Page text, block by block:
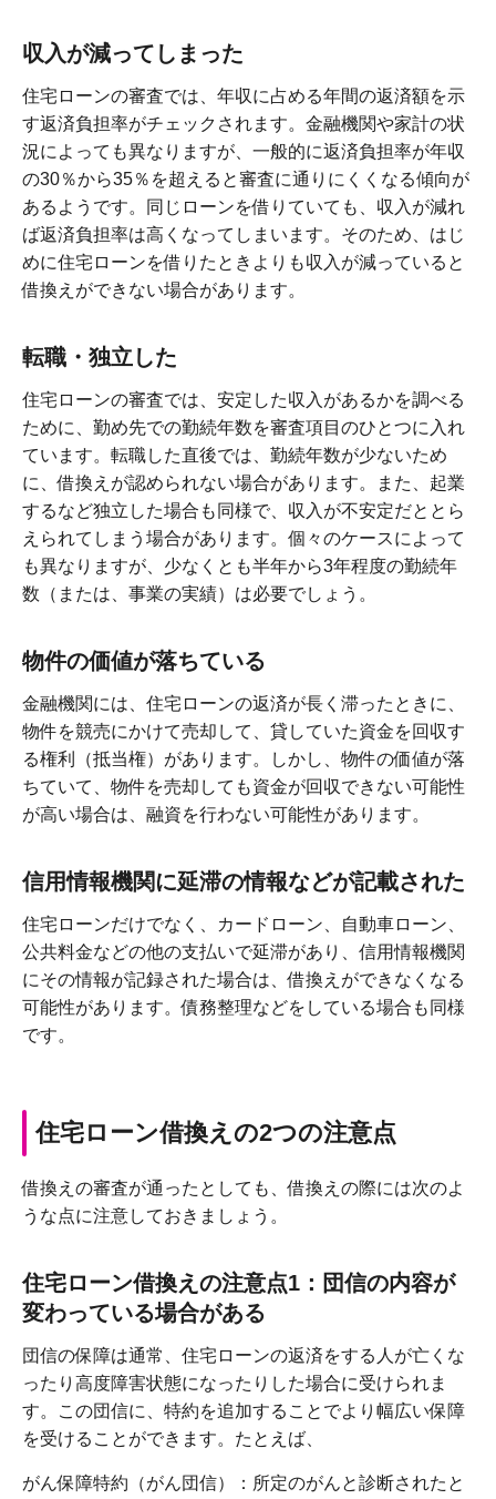
収入が減ってしまった
住宅ローンの審査では、年収に占める年間の返済額を示
す返済負担率がチェックされます。金融機関や家計の状
況によっても異なりますが、一般的に返済負担率が年収
の30％から35％を超えると審査に通りにくくなる傾向が
あるようです。同じローンを借りていても、収入が減れ
ば返済負担率は高くなってしまいます。そのため、はじ
めに住宅ローンを借りたときよりも収入が減っていると
借換えができない場合があります。
転職・独立した
住宅ローンの審査では、安定した収入があるかを調べる
ために、勤め先での勤続年数を審査項目のひとつに入れ
ています。転職した直後では、勤続年数が少ないため
に、借換えが認められない場合があります。また、起業
するなど独立した場合も同様で、収入が不安定だととら
えられてしまう場合があります。個々のケースによって
も異なりますが、少なくとも半年から3年程度の勤続年
数（または、事業の実績）は必要でしょう。
物件の価値が落ちている
金融機関には、住宅ローンの返済が長く滞ったときに、
物件を競売にかけて売却して、貸していた資金を回収す
る権利（抵当権）があります。しかし、物件の価値が落
ちていて、物件を売却しても資金が回収できない可能性
が高い場合は、融資を行わない可能性があります。
信用情報機関に延滞の情報などが記載された
住宅ローンだけでなく、カードローン、自動車ローン、
公共料金などの他の支払いで延滞があり、信用情報機関
にその情報が記録された場合は、借換えができなくなる
可能性があります。債務整理などをしている場合も同様
です。
住宅ローン借換えの2つの注意点
借換えの審査が通ったとしても、借換えの際には次のよ
うな点に注意しておきましょう。
住宅ローン借換えの注意点1：団信の内容が
変わっている場合がある
団信の保障は通常、住宅ローンの返済をする人が亡くな
ったり高度障害状態になったりした場合に受けられま
す。この団信に、特約を追加することでより幅広い保障
を受けることができます。たとえば、
がん保障特約（がん団信）：所定のがんと診断されたと